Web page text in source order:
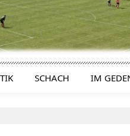
SCHACH IM